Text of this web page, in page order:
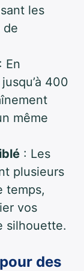
les
de
: En
400
même
: Les
plusieurs
temps,
vos
silhouette.
des